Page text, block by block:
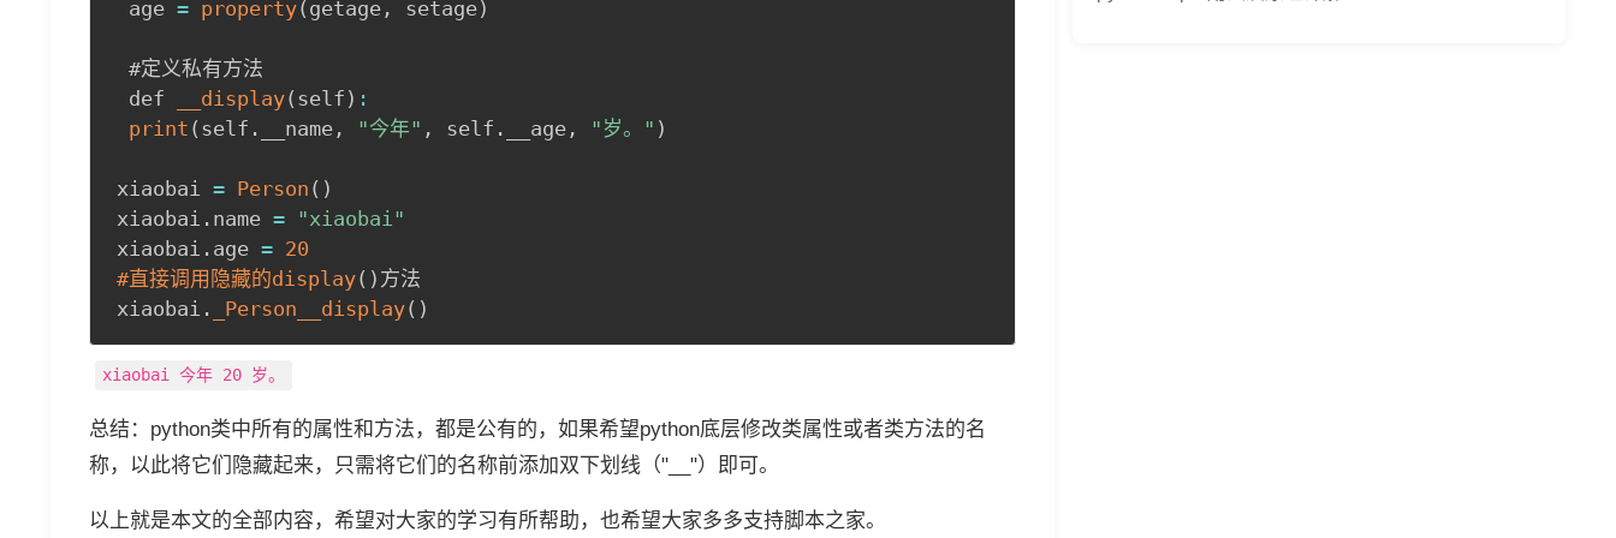
age = property( getage , setage)
#定义私有方法
def
__display( self ) :
print ( self . __name , "今年" , self . __age , "岁。" )
xiaobai = Person ( )
xiaobai . name = "xiaobai"
xiaobai . age = 20
#直接调用隐藏的display( ) 方法
xiaobai . _Person__display( )
xiaobai 今年 20 岁。
总结：python类中所有的属性和方法，都是公有的，如果希望python底层修改类属性或者类方法的名
称，以此将它们隐藏起来，只需将它们的名称前添加双下划线（"__"）即可。
以上就是本文的全部内容，希望对大家的学习有所帮助，也希望大家多多支持脚本之家。